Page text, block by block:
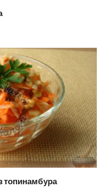
топинамбура